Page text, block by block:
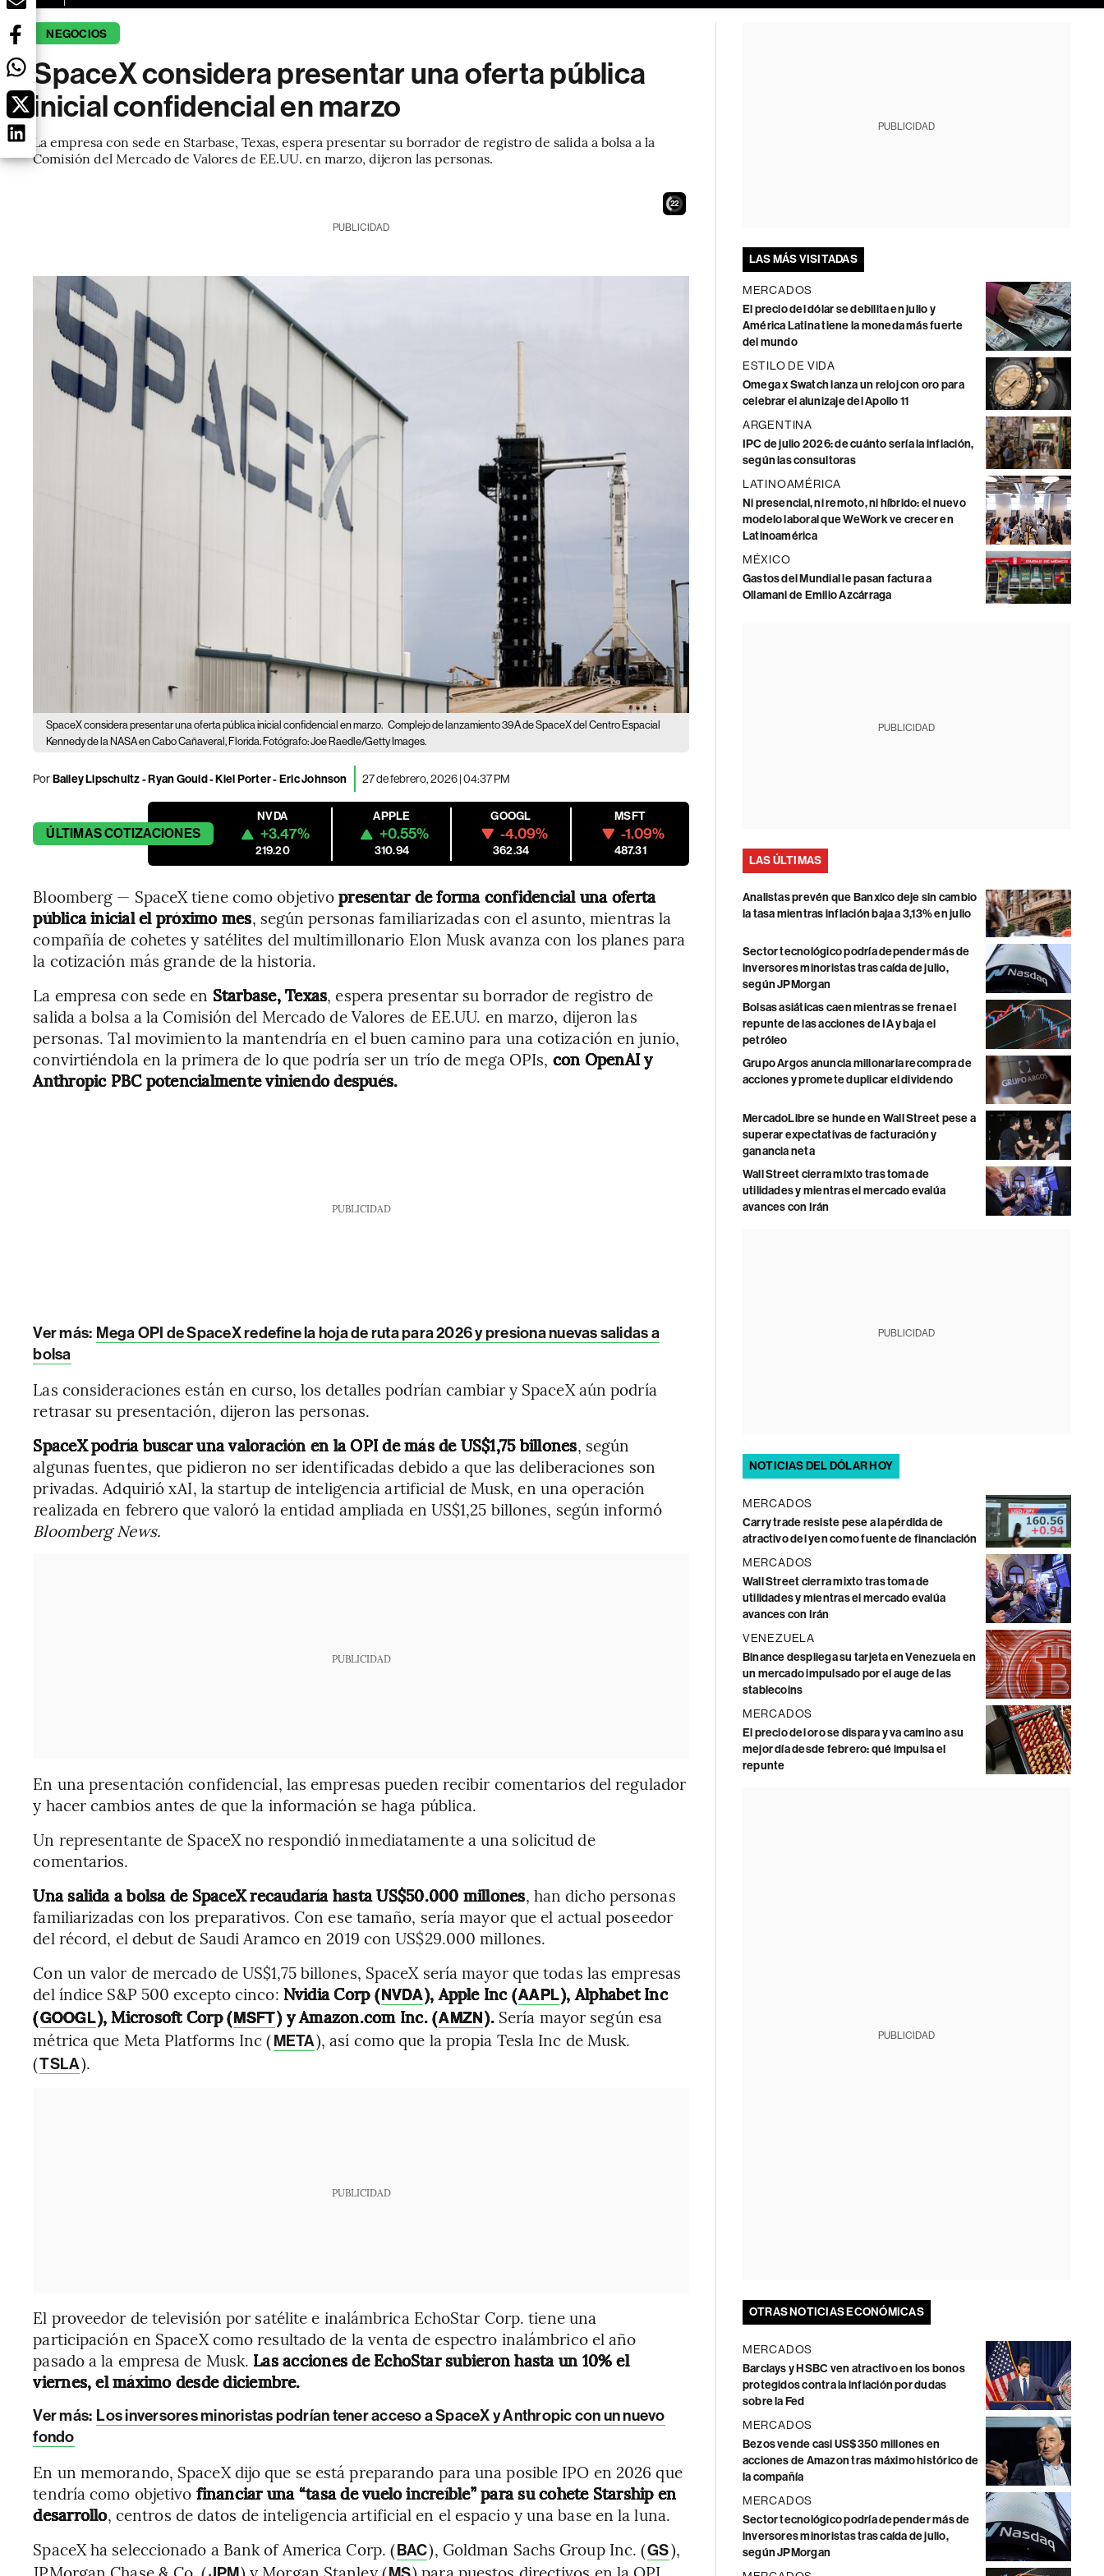
NEGOCIOS
SpaceX considera presentar una oferta pública
inicial confidencial en marzo
La empresa con sede en Starbase, Texas, espera presentar su borrador de registro de salida a bolsa a la
Comisión del Mercado de Valores de EE.UU. en marzo, dijeron las personas.
21
PUBLICIDAD
SpaceX considera presentar una oferta pública inicial confidencial en marzo. Complejo de lanzamiento 39A de SpaceX del Centro Espacial
Kennedy de la NASA en Cabo Cañaveral, Florida. Fotógrafo: Joe Raedle/Getty Images.
PorBailey Lipschultz - Ryan Gould - Kiel Porter - Eric Johnson 27 de febrero, 2026 | 04:37 PM
ÚLTIMASCOTIZACIONES
NVDA
+3.47%
219.20
APPLE
+0.55%
310.94
GOOGL
-4.09%
362.34
MSFT
-1.09%
487.31
Bloomberg — SpaceX tiene como objetivopresentar de forma confidencial una oferta
pública inicial el próximo mes, según personas familiarizadas con el asunto, mientras la
compañía de cohetes y satélites del multimillonario Elon Musk avanza con los planes para
la cotización más grande de la historia.
La empresa con sede en Starbase, Texas, espera presentar su borrador de registro de
salida a bolsa a la Comisión del Mercado de Valores de EE.UU. en marzo, dijeron las
personas. Tal movimiento la mantendría en el buen camino para una cotización en junio,
convirtiéndola en la primera de lo que podría ser un trío de mega OPIs, con OpenAI y
Anthropic PBC potencialmente viniendo después.
PUBLICIDAD
Ver más: Mega OPI de SpaceX redefine la hoja de ruta para 2026 y presiona nuevas salidas a
bolsa
Las consideraciones están en curso, los detalles podrían cambiar y SpaceX aún podría
retrasar su presentación, dijeron las personas.
SpaceX podría buscar una valoración en la OPI de más de US$1,75 billones, según
algunas fuentes, que pidieron no ser identificadas debido a que las deliberaciones son
privadas. Adquirió xAI, la startup de inteligencia artificial de Musk, en una operación
realizada en febrero que valoró la entidad ampliada en US$1,25 billones, según informó
Bloomberg News.
PUBLICIDAD
En una presentación confidencial, las empresas pueden recibir comentarios del regulador
y hacer cambios antes de que la información se haga pública.
Un representante de SpaceX no respondió inmediatamente a una solicitud de
comentarios.
Una salida a bolsa de SpaceX recaudaría hasta US$50.000 millones, han dicho personas
familiarizadas con los preparativos. Con ese tamaño, sería mayor que el actual poseedor
del récord, el debut de Saudi Aramco en 2019 con US$29.000 millones.
Con un valor de mercado de US$1,75 billones, SpaceX sería mayor que todas las empresas
del índice S&P 500 excepto cinco: Nvidia Corp (NVDA), Apple Inc (AAPL), Alphabet Inc
(GOOGL), Microsoft Corp (MSFT) y Amazon.com Inc. (AMZN). Sería mayor según esa
métrica que Meta Platforms Inc (META), así como que la propia Tesla Inc de Musk.
(TSLA).
PUBLICIDAD
El proveedor de televisión por satélite e inalámbrica EchoStar Corp. tiene una
participación en SpaceX como resultado de la venta de espectro inalámbrico el año
pasado a la empresa de Musk. Las acciones de EchoStar subieron hasta un 10% el
viernes, el máximo desde diciembre.
Ver más: Los inversores minoristas podrían tener acceso a SpaceX y Anthropic con un nuevo
fondo
En un memorando, SpaceX dijo que se está preparando para una posible IPO en 2026 que
tendría como objetivo financiar una “tasa de vuelo increíble” para su cohete Starship en
desarrollo, centros de datos de inteligencia artificial en el espacio y una base en la luna.
SpaceX ha seleccionado a Bank of America Corp. (BAC), Goldman Sachs Group Inc. (GS),
PUBLICIDAD
LAS MÁS VISITADAS
MERCADOS
El precio del dólar se debilita en julio y
América Latina tiene la moneda más fuerte
del mundo
ESTILO DE VIDA
Omega x Swatch lanza un reloj con oro para
celebrar el alunizaje del Apollo 11
ARGENTINA
IPC de julio 2026: de cuánto sería la inflación,
según las consultoras
LATINOAMÉRICA
Ni presencial, ni remoto, ni híbrido: el nuevo
modelo laboral que WeWork ve crecer en
Latinoamérica
MÉXICO
Gastos del Mundial le pasan factura a
Ollamani de Emilio Azcárraga
PUBLICIDAD
LAS ÚLTIMAS
Analistas prevén que Banxico deje sin cambio
la tasa mientras inflación baja a 3,13% en julio
Sector tecnológico podría depender más de
inversores minoristas tras caída de julio,
según JPMorgan
Bolsas asiáticas caen mientras se frena el
repunte de las acciones de IA y baja el
petróleo
Grupo Argos anuncia millonaria recompra de
acciones y promete duplicar el dividendo
MercadoLibre se hunde en Wall Street pese a
superar expectativas de facturación y
ganancia neta
Wall Street cierra mixto tras toma de
utilidades y mientras el mercado evalúa
avances con Irán
PUBLICIDAD
NOTICIAS DEL DÓLAR HOY
MERCADOS
Carry trade resiste pese a la pérdida de
atractivo del yen como fuente de financiación
MERCADOS
Wall Street cierra mixto tras toma de
utilidades y mientras el mercado evalúa
avances con Irán
VENEZUELA
Binance despliega su tarjeta en Venezuela en
un mercado impulsado por el auge de las
stablecoins
MERCADOS
El precio del oro se dispara y va camino a su
mejor día desde febrero: qué impulsa el
repunte
PUBLICIDAD
OTRAS NOTICIAS ECONÓMICAS
MERCADOS
Barclays y HSBC ven atractivo en los bonos
protegidos contra la inflación por dudas
sobre la Fed
MERCADOS
Bezos vende casi US$350 millones en
acciones de Amazon tras máximo histórico de
la compañía
MERCADOS
Sector tecnológico podría depender más de
inversores minoristas tras caída de julio,
según JPMorgan